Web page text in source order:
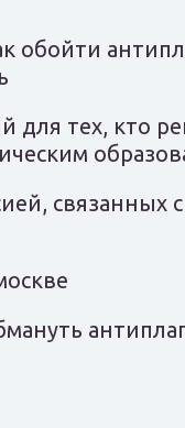
обойти
для тех, кто
связанных с